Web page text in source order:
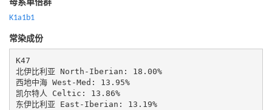
母系单倍群
K1a1b1
常染成份
K47
北伊比利亚 North-Iberian: 18.00%
西地中海 West-Med: 13.95%
凯尔特人 Celtic: 13.86%
东伊比利亚 East-Iberian: 13.19%